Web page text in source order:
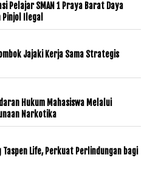
Pelajar SMAN 1 Praya Barat Daya
Pinjol Ilegal
Jajaki Kerja Sama Strategis
Hukum Mahasiswa Melalui
Narkotika
Taspen Life, Perkuat Perlindungan bagi